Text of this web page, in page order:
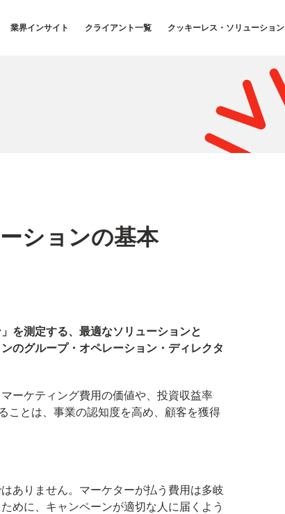
業界インサイト クライアント一覧 クッキーレス・ソリューション
ションの基本
を測定する、最適なソリューションと
のグループ・オペレーション・ディレクタ
ーケティング費用の価値や、投資収益率
ことは、事業の認知度を高め、顧客を獲得
ありません。マーケターが払う費用は多岐
めに、キャンペーンが適切な人に届くよう